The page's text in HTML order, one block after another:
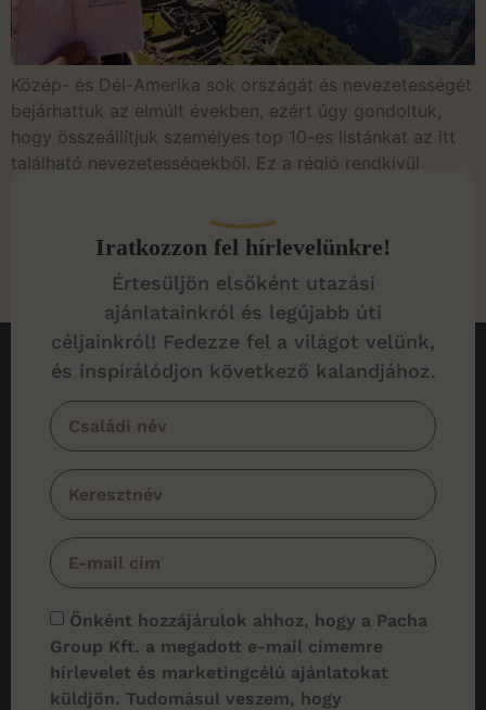
Közép- és Dél-Amerika sok országát és nevezetességét
bejárhattuk az elmúlt években, ezért úgy gondoltuk,
hogy összeállítjuk személyes top 10-es listánkat az itt
található nevezetességekből. Ez a régió rendkívül
tájakkal és tengerpartokkal rendelkezik, így minden
idelátogatónak felejthetetlen élményben lesz része. 1.
Machu Picchu (Peru) A varázslatos Machu Picchut
senkinek sem […]
Iratkozzon fel hírlevelünkre!
Értesüljön elsőként utazási
ajánlatainkról és legújabb úti
céljainkról! Fedezze fel a világot velünk,
és inspirálódjon következő kalandjához.
Önként hozzájárulok ahhoz, hogy a Pacha
Group Kft. a megadott e-mail címemre
hírlevelet és marketingcélú ajánlatokat
küldjön. Tudomásul veszem, hogy